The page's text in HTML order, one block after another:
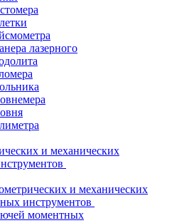
лазерного
и механических
и механических
инструментов
моментных